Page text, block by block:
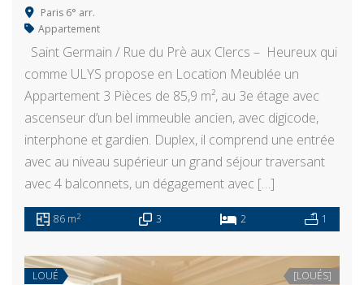
Paris 6° arr.
Appartement
Saint Germain / Rue du Prè aux Clercs – Heureux qui
comme ULYS propose en Location Meublée un
Appartement 3 Pièces de 85,9 m², au 3e étage avec
ascenseur d’un bel immeuble ancien, avec digicode,
interphone et gardien. Duplex, il comprend une entrée
avec au niveau supérieur un grand séjour traversant
avec 4 balconnets, un dégagement avec […]
86 m2 3 2 1
LOUÉ [LOUÉS]